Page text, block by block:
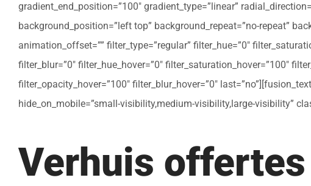
gradient_end_position=”100″ gradient_type=”linear”
background_position=”left top” background_repeat=”no-repeat”
animation_offset=”” filter_type=”regular” filter_hue=”0″
filter_blur=”0″ filter_hue_hover=”0″ filter_saturation_hover=”100″
filter_opacity_hover=”100″ filter_blur_hover=”0″
hide_on_mobile=”small-visibility,medium-visibility,large-visibility”
Verhuis